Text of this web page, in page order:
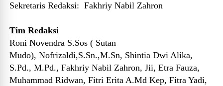
Sekretaris Redaksi:Fakhriy Nabil Zahron
Tim Redaksi
Roni Novendra S.Sos ( Sutan
Mudo),Nofrizaldi,S.Sn.,M.Sn, Shintia Dwi Alika,
S.Pd., M.Pd., Fakhriy Nabil Zahron, Jii, Etra Fauza,
Muhammad Ridwan,Fitri Erita A.Md Kep, Fitra Yadi,